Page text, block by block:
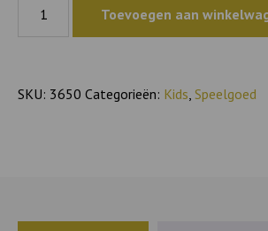
Toevoegen aan
SKU: 3650 Categorieën: Kids, Speelgoed